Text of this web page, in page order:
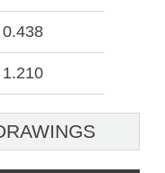
0.438
1.210